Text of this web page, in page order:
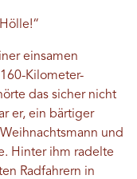
einsamen
Kilometer-
das sicher nicht
er, ein bärtiger
und
Hinter ihm radelte
Radfahrern in